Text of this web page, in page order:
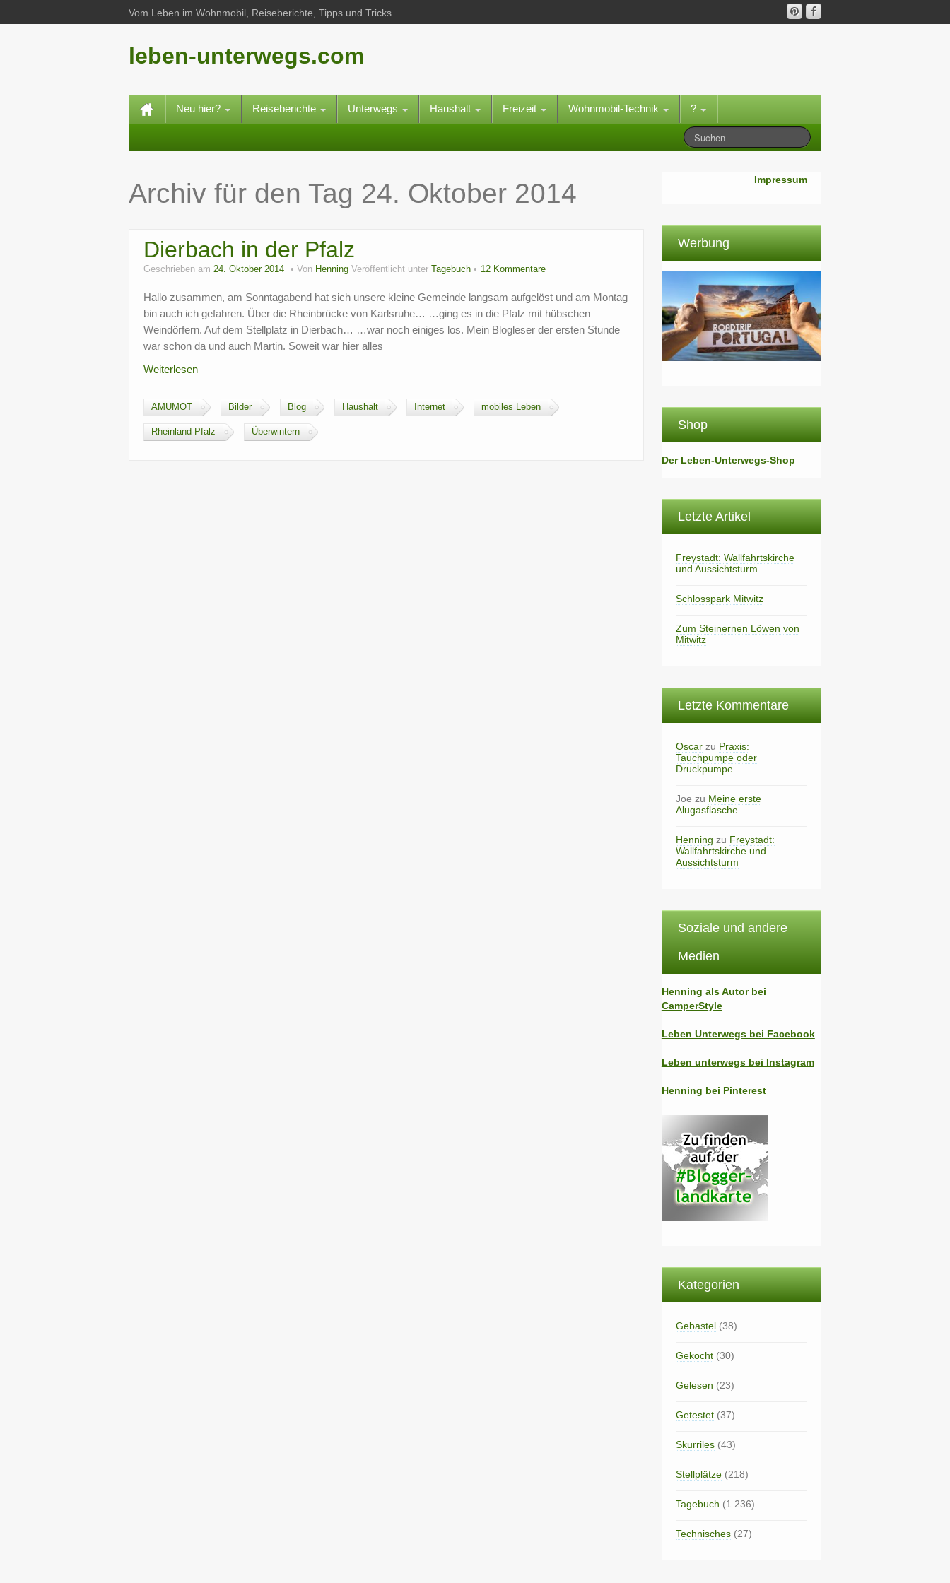
Vom Leben im Wohnmobil, Reiseberichte, Tipps und Tricks
leben-unterwegs.com
Neu hier? Reiseberichte Unterwegs Haushalt Freizeit Wohnmobil-Technik ?
Archiv für den Tag 24. Oktober 2014
Dierbach in der Pfalz
Geschrieben am 24. Oktober 2014 Von Henning Veröffentlicht unter Tagebuch 12 Kommentare
Hallo zusammen, am Sonntagabend hat sich unsere kleine Gemeinde langsam aufgelöst und am Montag
bin auch ich gefahren. Über die Rheinbrücke von Karlsruhe… …ging es in die Pfalz mit hübschen
Weindörfern. Auf dem Stellplatz in Dierbach… …war noch einiges los. Mein Blogleser der ersten Stunde
war schon da und auch Martin. Soweit war hier alles
Weiterlesen
AMUMOT Bilder Blog Haushalt Internet mobiles Leben
Rheinland-Pfalz Überwintern
Impressum
Werbung
Shop
Der Leben-Unterwegs-Shop
Letzte Artikel
Freystadt: Wallfahrtskirche
und Aussichtsturm
Schlosspark Mitwitz
Zum Steinernen Löwen von
Mitwitz
Letzte Kommentare
Oscarzu Praxis:
Tauchpumpe oder
Druckpumpe
Joe zu Meine erste
Alugasflasche
Henning zu Freystadt:
Wallfahrtskirche und
Aussichtsturm
Soziale und andere
Medien
Henning als Autor bei
CamperStyle
Leben Unterwegs bei Facebook
Leben unterwegs bei Instagram
Henning bei Pinterest
Kategorien
Gebastel(38)
Gekocht(30)
Gelesen (23)
Getestet(37)
Skurriles(43)
Stellplätze(218)
Tagebuch (1.236)
Technisches(27)